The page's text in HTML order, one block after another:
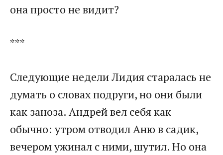
она просто не видит?
***
Следующие недели Лидия старалась не
думать о словах подруги, но они были
как заноза. Андрей вел себя как
обычно: утром отводил Аню в садик,
вечером ужинал с ними, шутил. Но она